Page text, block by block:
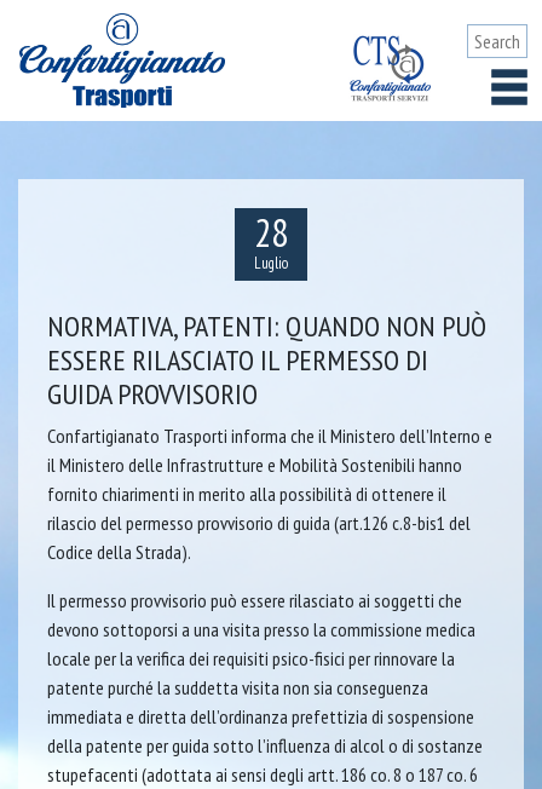
28
Luglio
NORMATIVA, PATENTI: QUANDO NON PUÒ
ESSERE RILASCIATO IL PERMESSO DI
GUIDA PROVVISORIO
Confartigianato Trasporti informa che il Ministero dell’Interno e
il Ministero delle Infrastrutture e Mobilità Sostenibili hanno
fornito chiarimenti in merito alla possibilità di ottenere il
rilascio del permesso provvisorio di guida (art.126 c.8-bis1 del
Codice della Strada).
Il permesso provvisorio può essere rilasciato ai soggetti che
devono sottoporsi a una visita presso la commissione medica
locale per la verifica dei requisiti psico-fisici per rinnovare la
patente purché la suddetta visita non sia conseguenza
immediata e diretta dell’ordinanza prefettizia di sospensione
della patente per guida sotto l’influenza di alcol o di sostanze
stupefacenti (adottata ai sensi degli artt. 186 co. 8 o 187 co. 6